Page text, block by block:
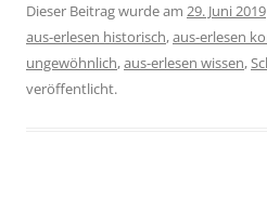
Dieser Beitrag wurde am 29. Juni 2019
aus-erlesen historisch,aus-erlesen
ungewöhnlich,aus-erlesen wissen,
veröffentlicht.